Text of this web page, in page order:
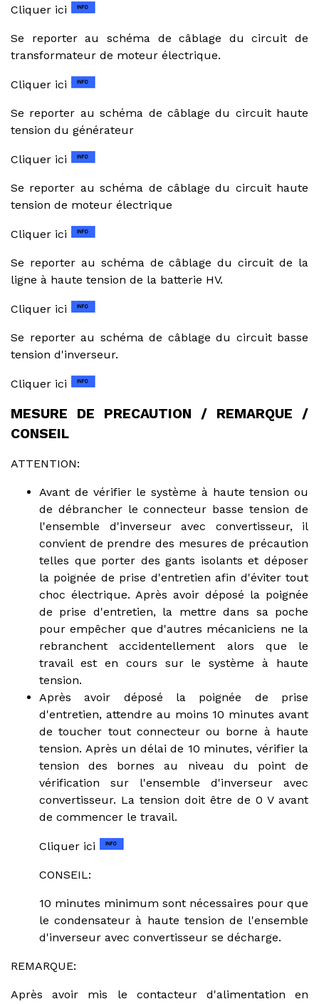
Cliquer ici
Se reporter au schéma de câblage du circuit de
transformateur de moteur électrique.
Cliquer ici
Se reporter au schéma de câblage du circuit haute
tension du générateur
Cliquer ici
Se reporter au schéma de câblage du circuit haute
tension de moteur électrique
Cliquer ici
Se reporter au schéma de câblage du circuit de la
ligne à haute tension de la batterie HV.
Cliquer ici
Se reporter au schéma de câblage du circuit basse
tension d'inverseur.
Cliquer ici
MESURE DE PRECAUTION / REMARQUE /
CONSEIL
ATTENTION:
Avant de vérifier le système à haute tension ou
de débrancher le connecteur basse tension de
l'ensemble d'inverseur avec convertisseur, il
convient de prendre des mesures de précaution
telles que porter des gants isolants et déposer
la poignée de prise d'entretien afin d'éviter tout
choc électrique. Après avoir déposé la poignée
de prise d'entretien, la mettre dans sa poche
pour empêcher que d'autres mécaniciens ne la
rebranchent accidentellement alors que le
travail est en cours sur le système à haute
tension.
Après avoir déposé la poignée de prise
d'entretien, attendre au moins 10 minutes avant
de toucher tout connecteur ou borne à haute
tension. Après un délai de 10 minutes, vérifier la
tension des bornes au niveau du point de
vérification sur l'ensemble d'inverseur avec
convertisseur. La tension doit être de 0 V avant
de commencer le travail.
Cliquer ici
CONSEIL:
10 minutes minimum sont nécessaires pour que
le condensateur à haute tension de l'ensemble
d'inverseur avec convertisseur se décharge.
REMARQUE:
Après avoir mis le contacteur d'alimentation en